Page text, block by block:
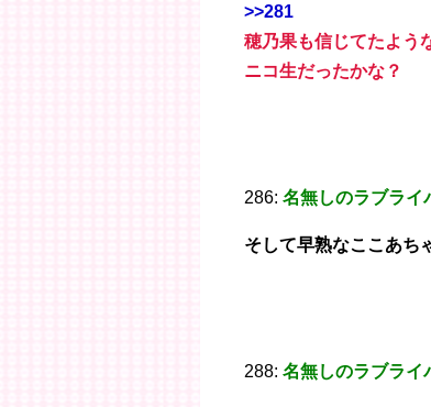
>>281
穂乃果も信じてたよう
ニコ生だったかな？
286: 名無しのラブライ
そして早熟なここあち
288: 名無しのラブライ